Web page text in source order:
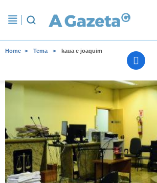
Home Tema kaua e joaquim